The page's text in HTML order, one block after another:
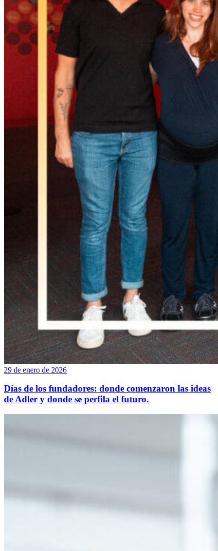
29 de enero de 2026
Días de los fundadores: donde comenzaron las ideas
de Adler y donde se perfila el futuro.